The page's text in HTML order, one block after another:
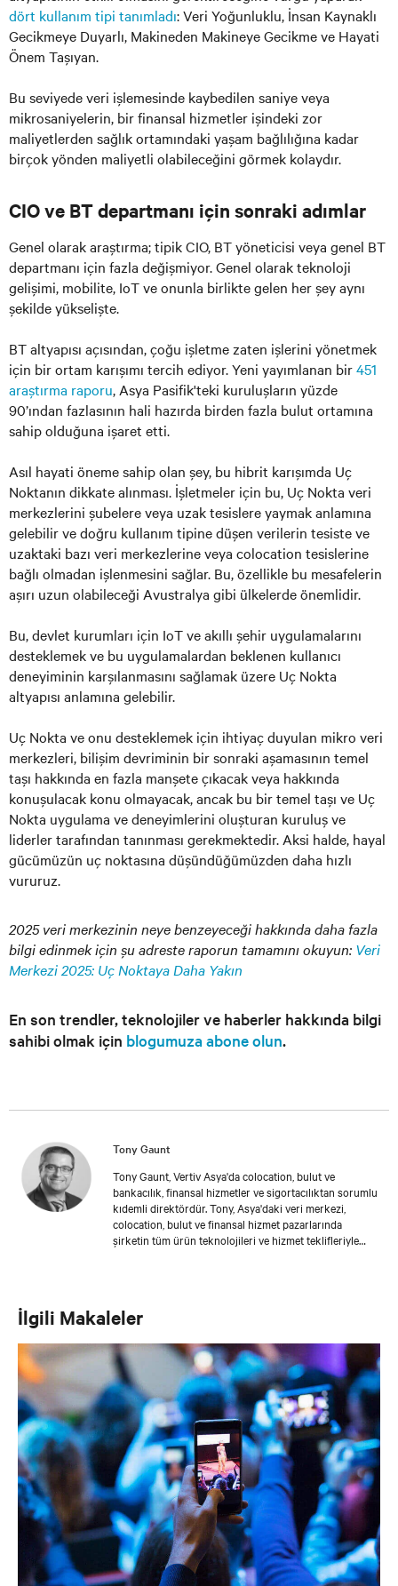
dört kullanım tipi tanımladı: Veri Yoğunluklu, İnsan Kaynaklı
Gecikmeye Duyarlı, Makineden Makineye Gecikme ve Hayati
Önem Taşıyan.
Bu seviyede veri işlemesinde kaybedilen saniye veya
mikrosaniyelerin, bir finansal hizmetler işindeki zor
maliyetlerden sağlık ortamındaki yaşam bağlılığına kadar
birçok yönden maliyetli olabileceğini görmek kolaydır.
CIO ve BT departmanı için sonraki adımlar
Genel olarak araştırma; tipik CIO, BT yöneticisi veya genel BT
departmanı için fazla değişmiyor. Genel olarak teknoloji
gelişimi, mobilite, IoT ve onunla birlikte gelen her şey aynı
şekilde yükselişte.
BT altyapısı açısından, çoğu işletme zaten işlerini yönetmek
için bir ortam karışımı tercih ediyor. Yeni yayımlanan bir451
araştırma raporu, Asya Pasifik'teki kuruluşların yüzde
90’ından fazlasının hali hazırda birden fazla bulut ortamına
sahip olduğuna işaret etti.
Asıl hayati öneme sahip olan şey, bu hibrit karışımda Uç
Noktanın dikkate alınması. İşletmeler için bu, Uç Nokta veri
merkezlerini şubelere veya uzak tesislere yaymak anlamına
gelebilir ve doğru kullanım tipine düşen verilerin tesiste ve
uzaktaki bazı veri merkezlerine veya colocation tesislerine
bağlı olmadan işlenmesini sağlar. Bu, özellikle bu mesafelerin
aşırı uzun olabileceği Avustralya gibi ülkelerde önemlidir.
Bu, devlet kurumları için IoT ve akıllı şehir uygulamalarını
desteklemek ve bu uygulamalardan beklenen kullanıcı
deneyiminin karşılanmasını sağlamak üzere Uç Nokta
altyapısı anlamına gelebilir.
Uç Nokta ve onu desteklemek için ihtiyaç duyulan mikro veri
merkezleri, bilişim devriminin bir sonraki aşamasının temel
taşı hakkında en fazla manşete çıkacak veya hakkında
konuşulacak konu olmayacak, ancak bu bir temel taşı ve Uç
Nokta uygulama ve deneyimlerini oluşturan kuruluş ve
liderler tarafından tanınması gerekmektedir. Aksi halde, hayal
gücümüzün uç noktasına düşündüğümüzden daha hızlı
vururuz.
2025 veri merkezinin neye benzeyeceği hakkında daha fazla
bilgi edinmek için şu adreste raporun tamamını okuyun: Veri
Merkezi 2025: Uç Noktaya Daha Yakın
En son trendler, teknolojiler ve haberler hakkında bilgi
sahibi olmak için blogumuza abone olun.
Tony Gaunt
Tony Gaunt, Vertiv Asya'da colocation, bulut ve
bankacılık, finansal hizmetler ve sigortacılıktan sorumlu
kıdemli direktördür. Tony, Asya'daki veri merkezi,
colocation, bulut ve finansal hizmet pazarlarında
şirketin tüm ürün teknolojileri ve hizmet teklifleriyle
üstlenmiştir. Tony, 2011'de ulusal çaptaki pozisyonlarda
çalışmaya başladı. 2013'te bulut, colocation ve küresel
kurumsal hesaplar direktörü olarak Asya ekibine katıldı.
İlgili Makaleler